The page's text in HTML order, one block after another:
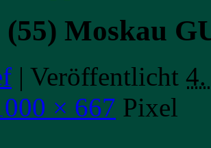
(55) Moskau
| Veröffentlicht
× 667 Pixel